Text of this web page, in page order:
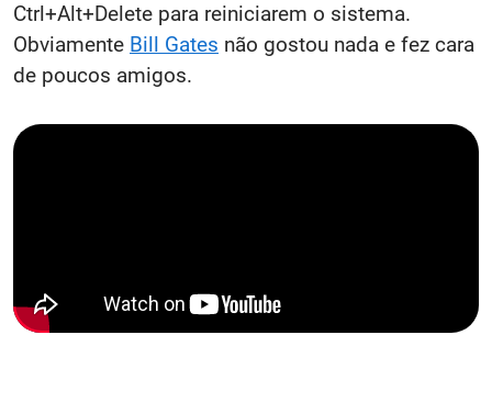
Ctrl+Alt+Delete para reiniciarem o sistema.
Obviamente Bill Gates não gostou nada e fez cara
de poucos amigos.